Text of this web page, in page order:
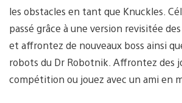
les obstacles en tant que Knuckles.
passé grâce à une version revisitée
et affrontez de nouveaux boss ainsi
robots du Dr Robotnik. Affrontez des
compétition ou jouez avec un ami en